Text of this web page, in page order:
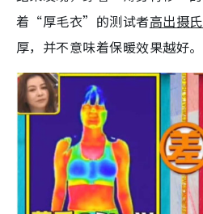
着“厚毛衣”的测试者高出摄
厚，并不意味着保暖效果越好。